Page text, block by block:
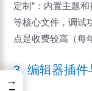
定制”：内置主题
等核心文件，调试
点是收费较高（每
3. 编辑器插件
→